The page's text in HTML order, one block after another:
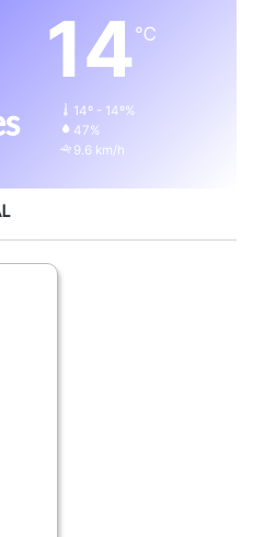
14℃
14º - 14º%
47%
9.6 km/h